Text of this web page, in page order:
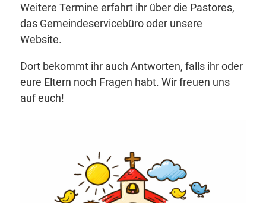
Weitere Termine erfahrt ihr über die Pastores,
das Gemeindeservicebüro oder unsere
Website.
Dort bekommt ihr auch Antworten, falls ihr oder
eure Eltern noch Fragen habt. Wir freuen uns
auf euch!